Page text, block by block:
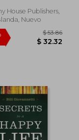
45%
dcto.
House Publishers,
Nuevo